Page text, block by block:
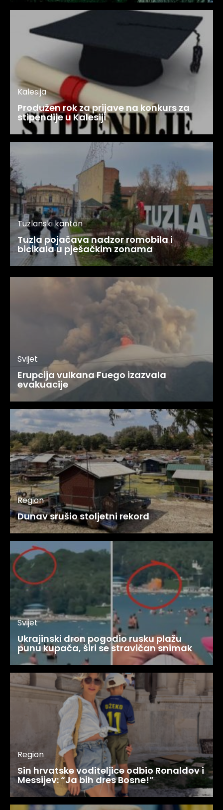
Kalesija
Produžen rok za prijave na konkurs za
stipendije u Kalesiji
Tuzlanski kanton
Tuzla pojačava nadzor romobila i
bicikala u pješačkim zonama
Svijet
Erupcija vulkana Fuego izazvala
evakuacije
Region
Dunav srušio stoljetni rekord
Svijet
Ukrajinski dron pogodio rusku plažu
punu kupača, širi se stravičan snimak
Region
Sin hrvatske voditeljice odbio Ronaldov i
Messijev: “Ja bih dres Bosne!”